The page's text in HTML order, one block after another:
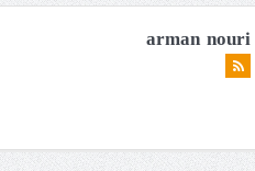
arman nouri